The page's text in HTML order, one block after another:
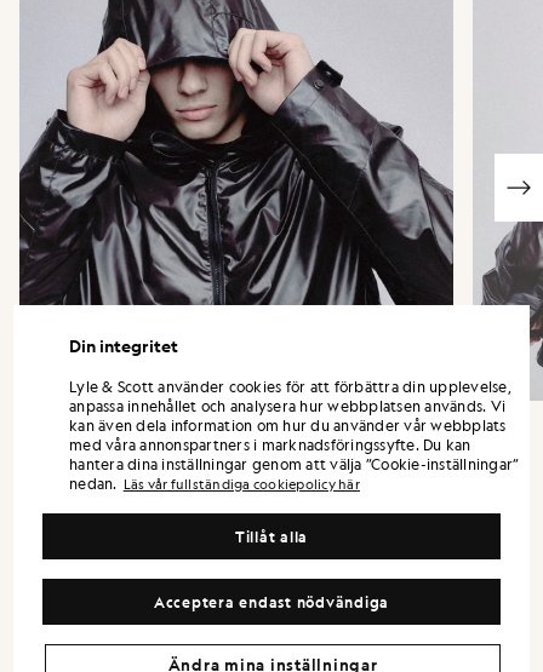
jackan in lika naturligt som den som bär
den.”
Din integritet
Lyle & Scott använder cookies för att förbättra din upplevelse,
anpassa innehållet och analysera hur webbplatsen används. Vi
kan även dela information om hur du använder vår webbplats
med våra annonspartners i marknadsföringssyfte. Du kan
hantera dina inställningar genom att välja ”Cookie-inställningar”
nedan. Läs vår fullständiga cookiepolicy här
Acceptera endast nödvändiga
Tillåt alla
Ändra mina inställningar